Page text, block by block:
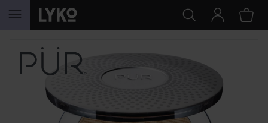
SIIRTYÄ JHK SISÄLTÖÖN
OHITA OSIO